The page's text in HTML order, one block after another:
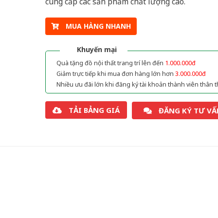
MUA HÀNG NHANH
Khuyến mại
Quà tặng đồ nội thất trang trí lên đến 1.000.000đ
Giảm trực tiếp khi mua đơn hàng lớn hơn 3.000.000đ
Nhiều ưu đãi lớn khi đăng ký tài khoản thành viên thân
TẢI BẢNG GIÁ ĐĂNG KÝ TƯ